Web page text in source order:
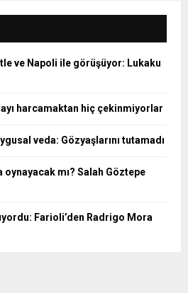
ve Napoli ile görüşüyor: Lukaku
harcamaktan hiç çekinmiyorlar
veda: Gözyaşlarını tutamadı
oynayacak mı? Salah Göztepe
Farioli’den Radrigo Mora